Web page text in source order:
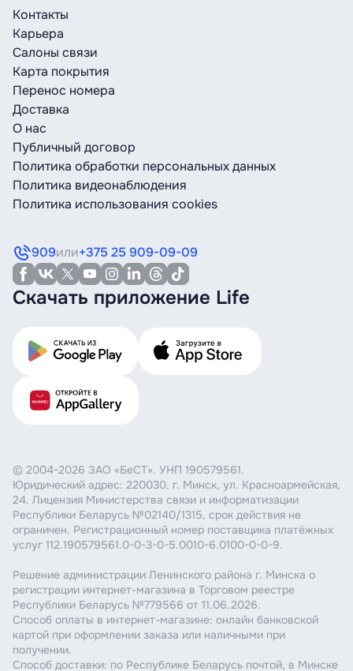
Контакты
Карьера
Салоны связи
Карта покрытия
Перенос номера
Доставка
О нас
Публичный договор
Политика обработки персональных данных
Политика видеонаблюдения
Политика использования cookies
909или+375 25 909-09-09
Скачать приложение Life
© 2004-2026 ЗАО «БеСТ». УНП 190579561.
Юридический адрес: 220030, г. Минск, ул. Красноармейская,
24. Лицензия Министерства связи и информатизации
Республики Беларусь №02140/1315, срок действия не
ограничен. Регистрационный номер поставщика платёжных
услуг 112.190579561.0-0-3-0-5.0010-6.0100-0-0-9.
Решение администрации Ленинского района г. Минска о
регистрации интернет-магазина в Торговом реестре
Республики Беларусь №779566 от 11.06.2026.
Способ оплаты в интернет-магазине: онлайн банковской
картой при оформлении заказа или наличными при
получении.
Способ доставки: по Республике Беларусь почтой, в Минске